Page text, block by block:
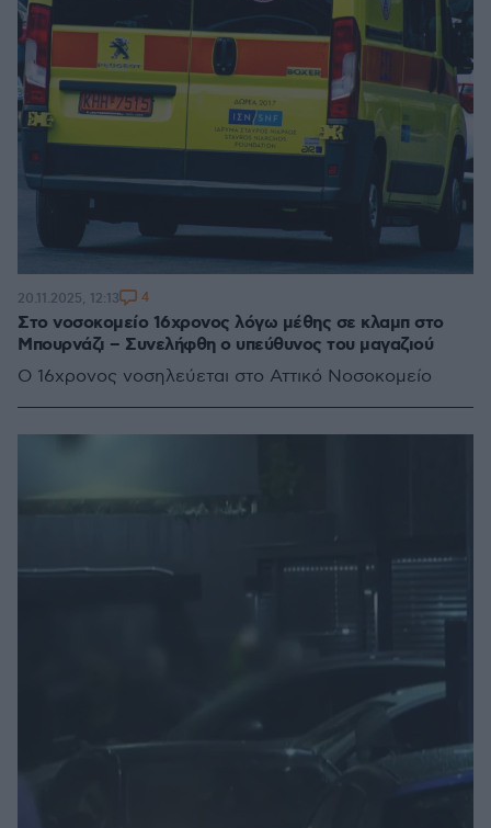
Στο νοσοκομείο 16χρονος λόγω μέθης σε κλαμπ στο
Μπουρνάζι – Συνελήφθη ο υπεύθυνος του μαγαζιού
Ο 16χρονος νοσηλεύεται στο Αττικό Νοσοκομείο
20.11.2025, 12:13 4